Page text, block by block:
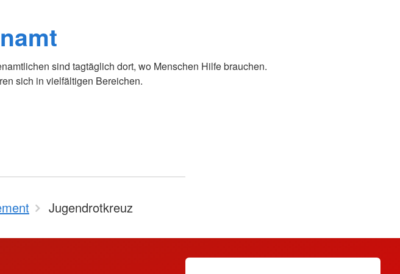
sind tagtäglich dort, wo Menschen Hilfe brauchen.
sich in vielfältigen Bereichen.
Jugendrotkreuz